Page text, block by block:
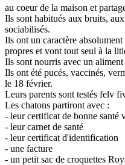
au coeur de la maison et
Ils sont habitués aux bruits,
sociabilisés.
Ils ont un caractère
propres et vont tout seul à la
Ils sont nourris avec un
Ils ont été pucés, vaccinés,
le 18 février.
Leurs parents sont testés felv
Les chatons partiront avec :
- leur certificat de bonne santé
- leur carnet de santé
- leur certificat d'identification
- une facture
- un petit sac de croquettes